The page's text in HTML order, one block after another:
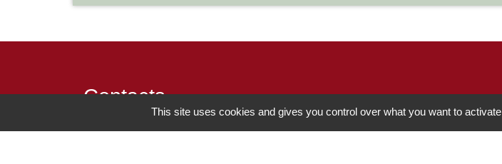
Contacts
Commune de Chilly-le-Vignoble
This site uses cookies and gives you control over what you want to activate